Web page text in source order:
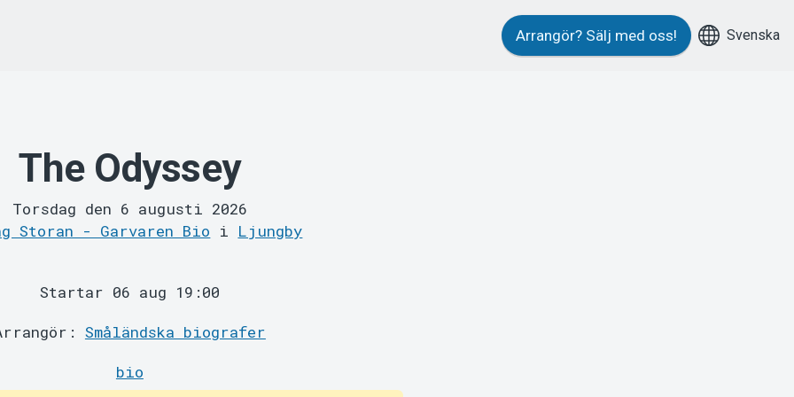
Arrangör? Sälj med oss! Svenska
The Odyssey
Torsdag den 6 augusti 2026
Storan - Garvaren Bio i Ljungby
Startar 06 aug 19:00
Småländska biografer
bio